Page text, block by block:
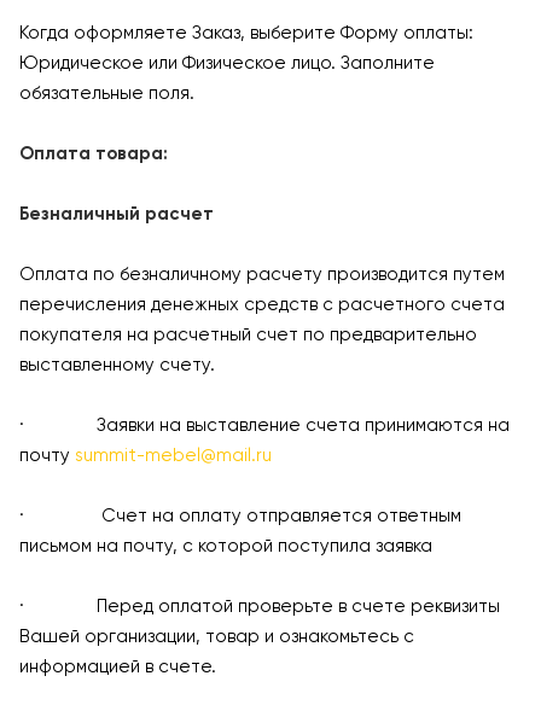
Когда оформляете Заказ, выберите Форму оплаты:
Юридическое или Физическое лицо. Заполните
обязательные поля.
Оплата товара:
Безналичный расчет
Оплата по безналичному расчету производится путем
перечисления денежных средств с расчетного счета
покупателя на расчетный счет по предварительно
выставленному счету.
· Заявки на выставление счета принимаются на
почту summit-mebel@mail.ru
· Счет на оплату отправляется ответным
письмом на почту, с которой поступила заявка
· Перед оплатой проверьте в счете реквизиты
Вашей организации, товар и ознакомьтесь с
информацией в счете.